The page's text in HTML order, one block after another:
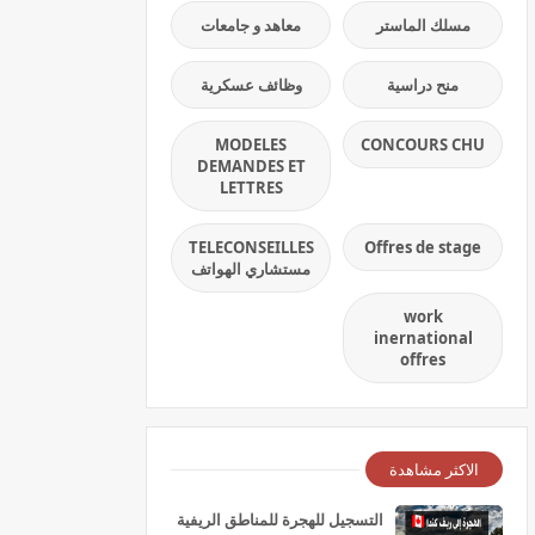
مسلك الماستر معاهد و جامعات
منح دراسية وظائف عسكرية
CONCOURS CHU
MODELES
DEMANDES ET
LETTRES
Offres de stage
TELECONSEILLES
مستشاري الهواتف
work
inernational
offres
الاكثر مشاهدة
التسجيل للهجرة للمناطق الريفية